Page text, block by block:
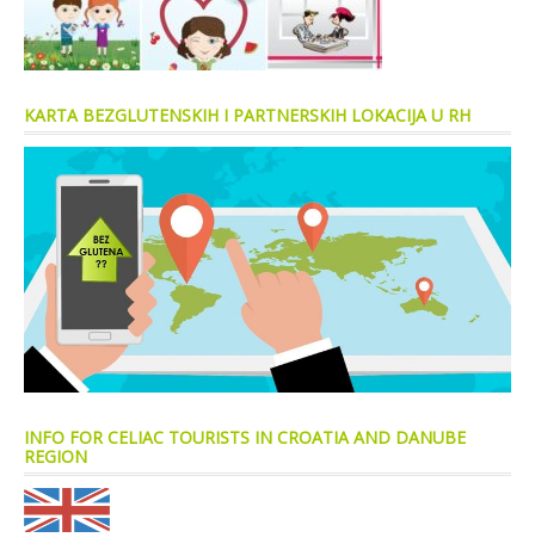
KARTA BEZGLUTENSKIH I PARTNERSKIH LOKACIJA U RH
INFO FOR CELIAC TOURISTS IN CROATIA AND DANUBE
REGION